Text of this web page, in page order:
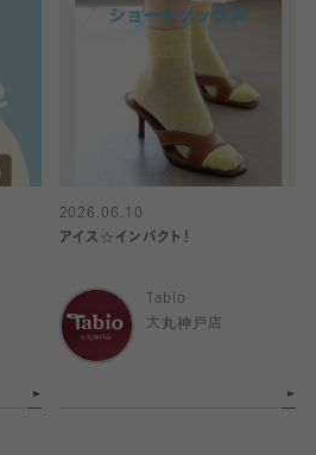
2026.06.10
アイス☆インパクト！
Tabio
大丸神戸店